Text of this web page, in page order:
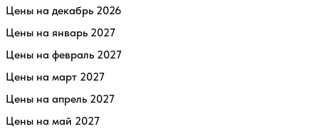
Цены на декабрь 2026
Цены на январь 2027
Цены на февраль 2027
Цены на март 2027
Цены на апрель 2027
Цены на май 2027